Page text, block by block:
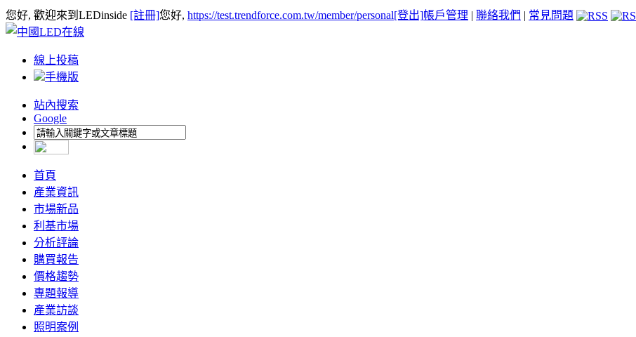
您好, 歡迎來到LEDinside [註冊]您好, https://test.trendforce.com.tw/member/personal[登出]帳戶管理 | 聯絡我們 | 常見問題
線上投稿
手機版
站內搜索
Google
首頁
產業資訊
市場新品
利基市場
分析評論
購買報告
價格趨勢
專題報導
產業訪談
照明案例